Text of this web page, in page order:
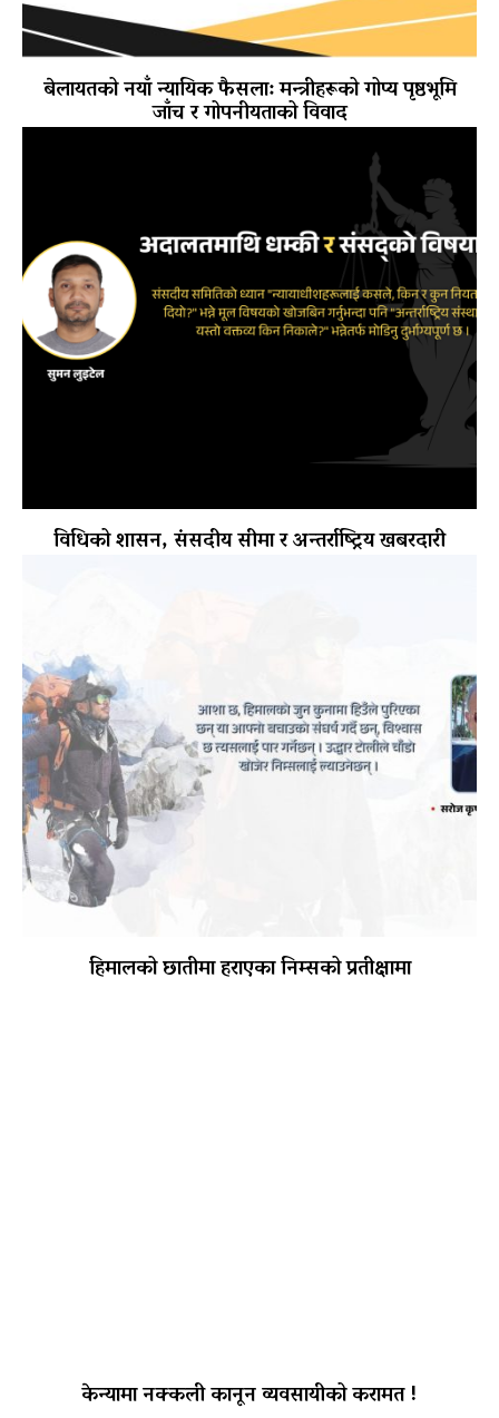
बेलायतको नयाँ न्यायिक फैसला: मन्त्रीहरूको गोप्य पृष्ठभूमि
जाँच र गोपनीयताको विवाद
विधिको शासन, संसदीय सीमा र अन्तर्राष्ट्रिय खबरदारी
हिमालको छातीमा हराएका निम्सको प्रतीक्षामा
केन्यामा नक्कली कानून व्यवसायीको करामत !